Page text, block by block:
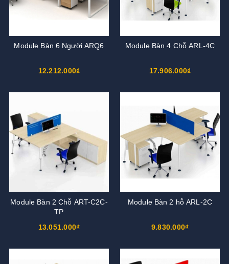
Module Bàn 6 Người ARQ6
12.212.000₫
Module Bàn 4 Chỗ ARL-4C
17.906.000₫
Module Bàn 2 Chỗ ART-C2C-
TP
13.051.000₫
Module Bàn 2 hỗ ARL-2C
9.830.000₫